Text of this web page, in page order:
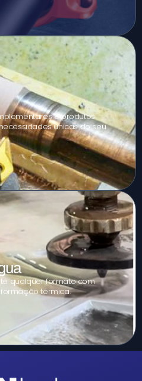
e produtos
únicas do seu
qualquer formato com
térmica.